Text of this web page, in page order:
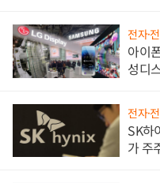
전자·
아이
성디
전자·
SK하
가 주